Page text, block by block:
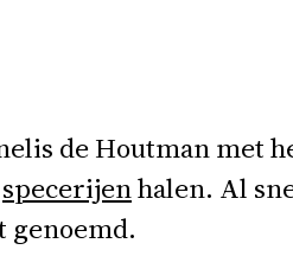
de Houtman met
specerijenhalen. Al
genoemd.